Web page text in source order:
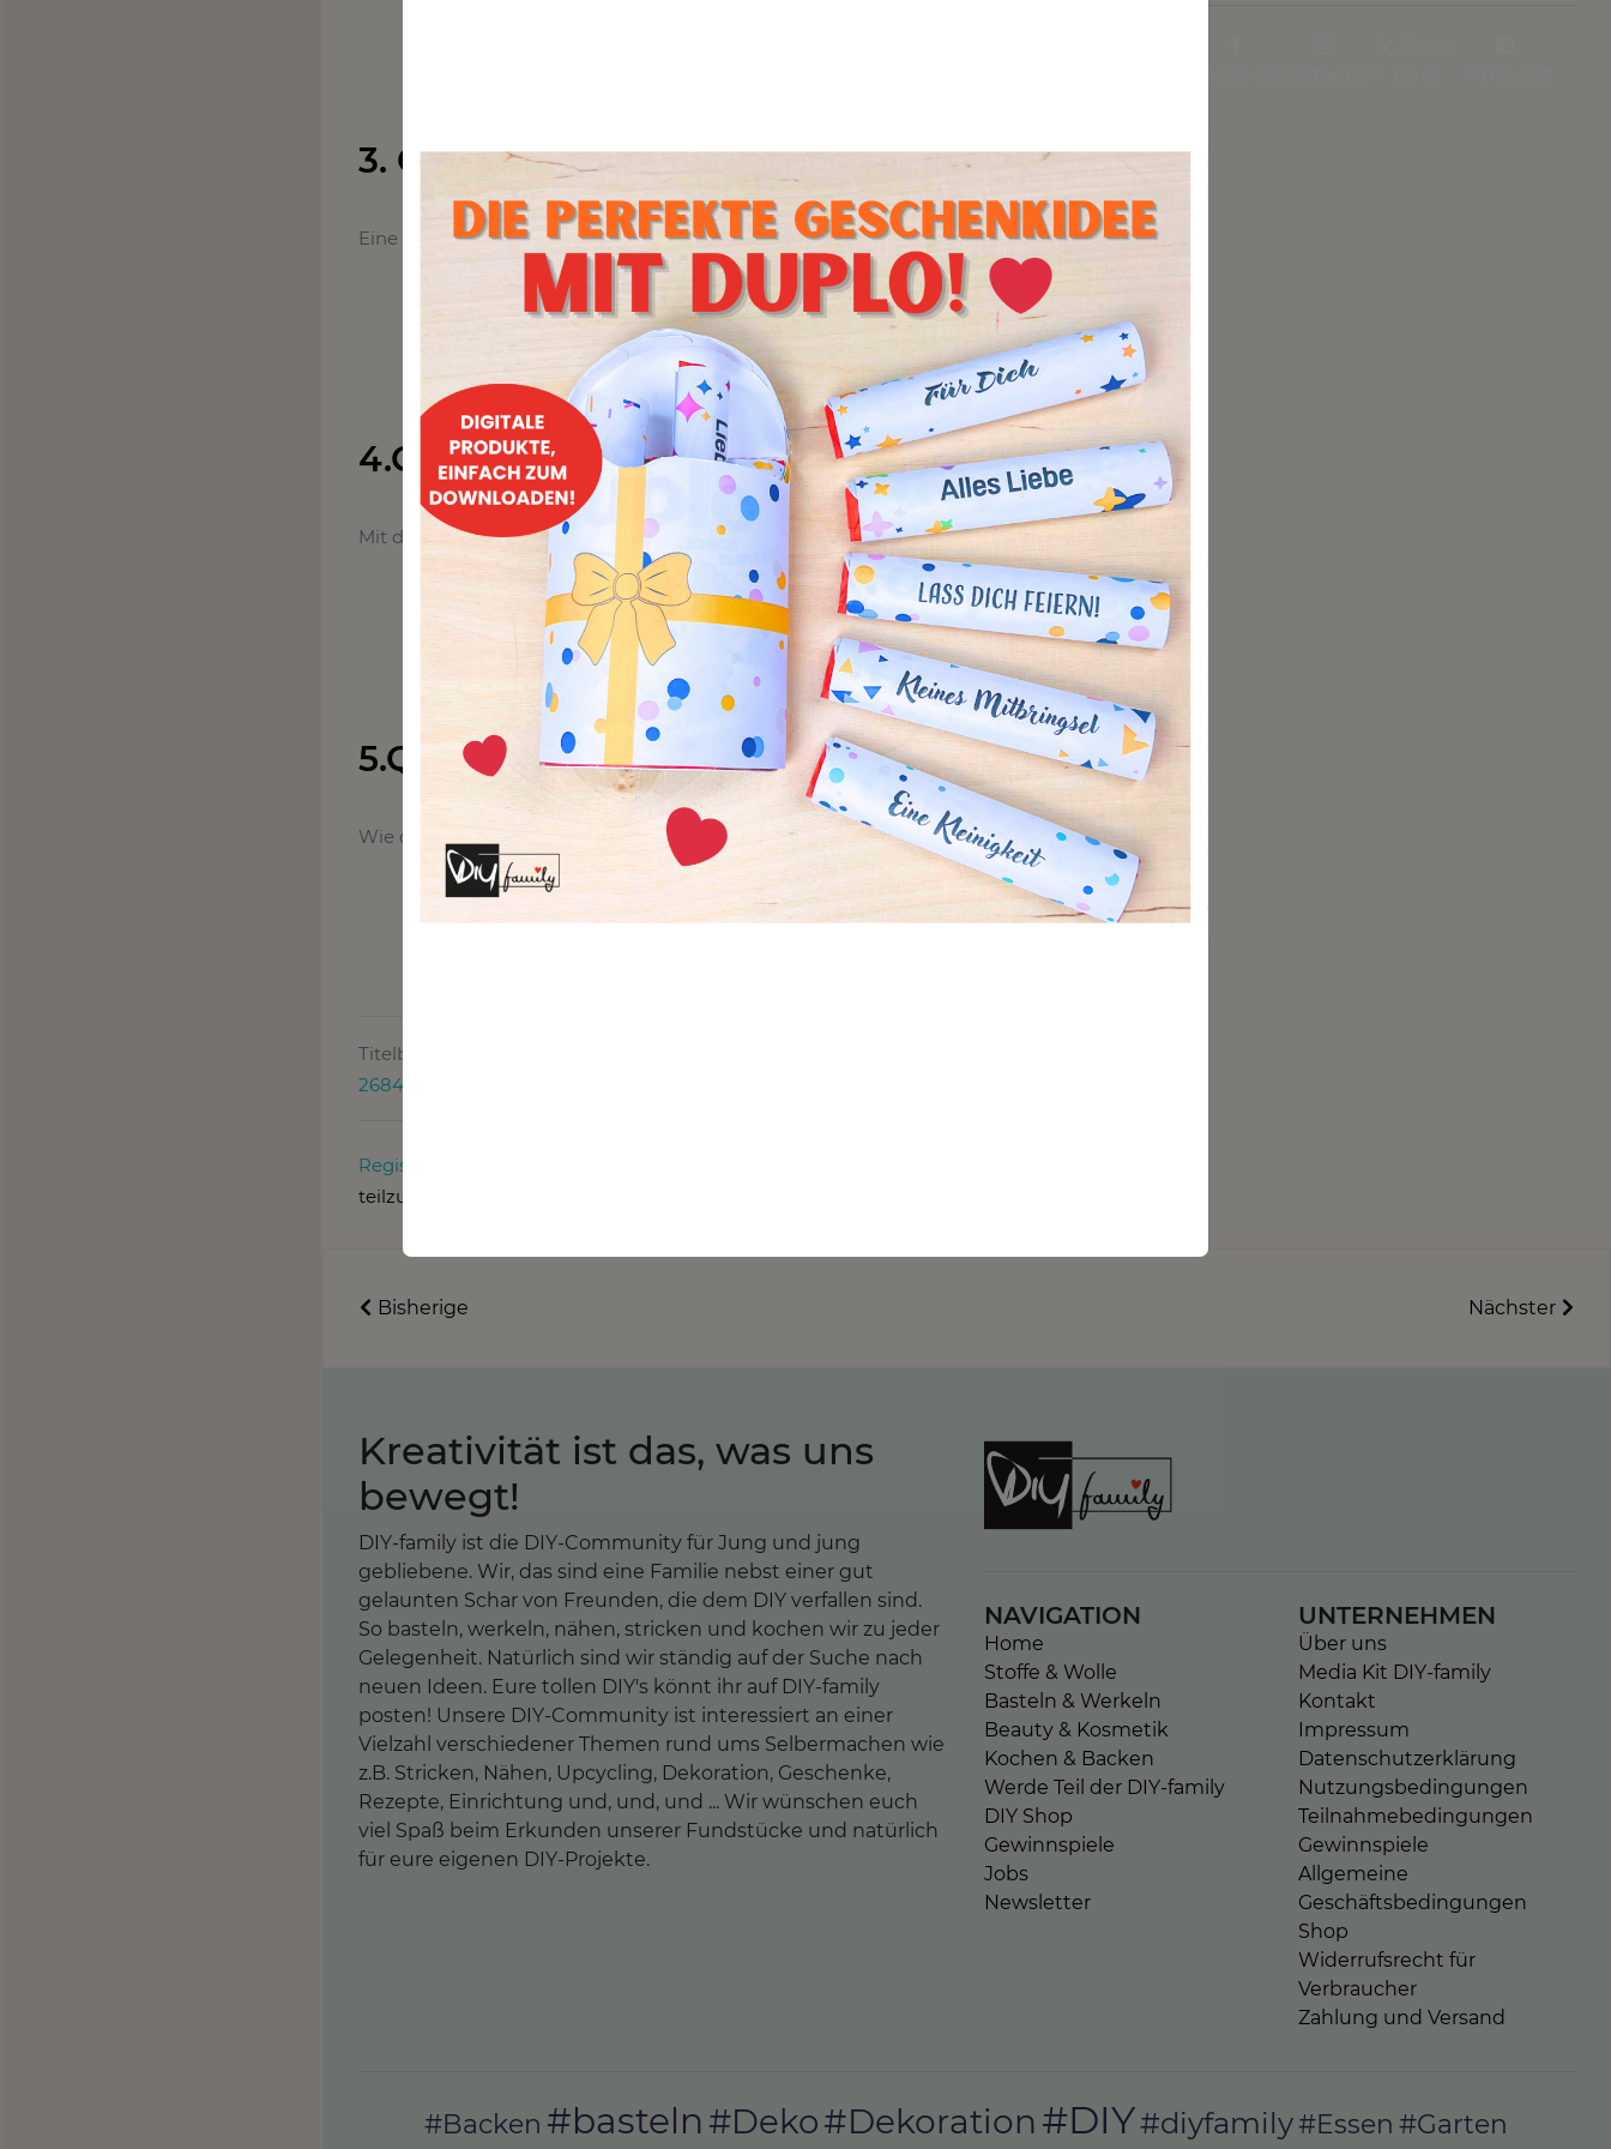
3. Quittenmaske
Eine günstige und feuchtigkeitsspende Maske die einfach zu machen ist.
4.Quitten Fußsalbe
Mit dieser Quitten-Fußsalbe pflegst du deine Füße besonders reichhaltig.
5.Quitten Lippenbalsam
Wie du deinen eigenen Lippenbalsam machen kannst, zeigt dir dieser Pin. ;D
Titelbild von:
2684072/
Registrier dich
teilzunehmen.
Bisherige Nächster
Kreativität ist das, was uns
bewegt!
DIY-family ist die DIY-Community für Jung und jung
gebliebene. Wir, das sind eine Familie nebst einer gut
gelaunten Schar von Freunden, die dem DIY verfallen sind.
So basteln, werkeln, nähen, stricken und kochen wir zu jeder
Gelegenheit. Natürlich sind wir ständig auf der Suche nach
neuen Ideen. Eure tollen DIY's könnt ihr auf DIY-family
posten! Unsere DIY-Community ist interessiert an einer
Vielzahl verschiedener Themen rund ums Selbermachen wie
z.B. Stricken, Nähen, Upcycling, Dekoration, Geschenke,
Rezepte, Einrichtung und, und, und ... Wir wünschen euch
viel Spaß beim Erkunden unserer Fundstücke und natürlich
für eure eigenen DIY-Projekte.
NAVIGATION
Home
Stoffe & Wolle
Basteln & Werkeln
Beauty & Kosmetik
Kochen & Backen
Werde Teil der DIY-family
DIY Shop
Gewinnspiele
Jobs
Newsletter
UNTERNEHMEN
Über uns
Media Kit DIY-family
Kontakt
Impressum
Datenschutzerklärung
Nutzungsbedingungen
Teilnahmebedingungen
Gewinnspiele
Allgemeine
Geschäftsbedingungen
Shop
Widerrufsrecht für
Verbraucher
Zahlung und Versand
#Backen #basteln #Deko#Dekoration #DIY#diyfamily#Essen #Garten